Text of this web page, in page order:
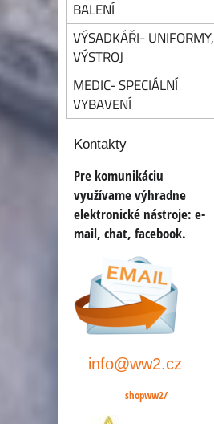
BALENÍ
VÝSADKÁŘI- UNIFORMY,
VÝSTROJ
MEDIC- SPECIÁLNÍ
VYBAVENÍ
Kontakty
Pre komunikáciu
využívame výhradne
elektronické nástroje: e-
mail, chat, facebook.
info@ww2.cz
shopww2/